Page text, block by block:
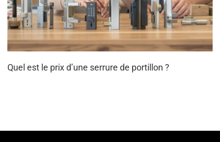
Quel est le prix d’une serrure de portillon ?